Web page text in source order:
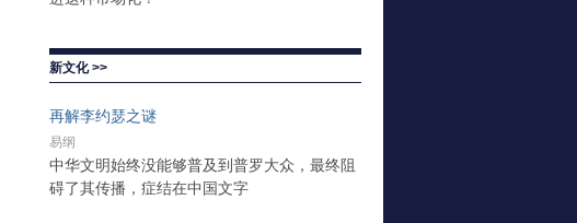
新文化 >>
再解李约瑟之谜
易纲
中华文明始终没能够普及到普罗大众，最终阻
碍了其传播，症结在中国文字